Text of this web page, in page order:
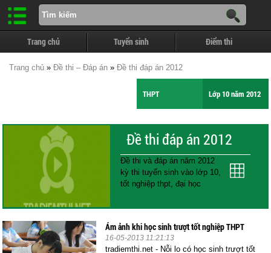
Trang chủ Tuyển sinh Điểm thi
Trang chủ » Đề thi – Đáp án » Đề thi đáp án 2012
THPT Lớp 10 năm 2012
Đề thi đáp án 2012
Đề thi và đáp án năm 2012
kỳ thi tuyển sinh vào lớp 10,
tốt nghiệp thpt, đại học
Ám ảnh khi học sinh trượt tốt nghiệp THPT
16-05-2013 11:21:13
tradiemthi.net - Nỗi lo có học sinh trượt tốt